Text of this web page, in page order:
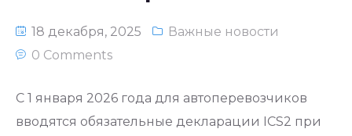
18 декабря, 2025
Важные новости
0 Comments
С 1 января 2026 года для автоперевозчиков
вводятся обязательные декларации ICS2 при